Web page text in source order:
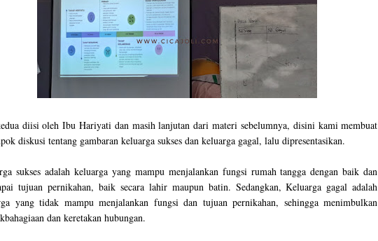
diisi oleh Ibu Hariyati dan masih lanjutan dari materi sebelumnya, disini kami membuat
diskusi tentang gambaran keluarga sukses dan keluarga gagal, lalu dipresentasikan.
sukses adalah keluarga yang mampu menjalankan fungsi rumah tangga dengan baik dan
tujuan pernikahan, baik secara lahir maupun batin. Sedangkan, Keluarga gagal adalah
yang tidak mampu menjalankan fungsi dan tujuan pernikahan, sehingga menimbulkan
dan keretakan hubungan.